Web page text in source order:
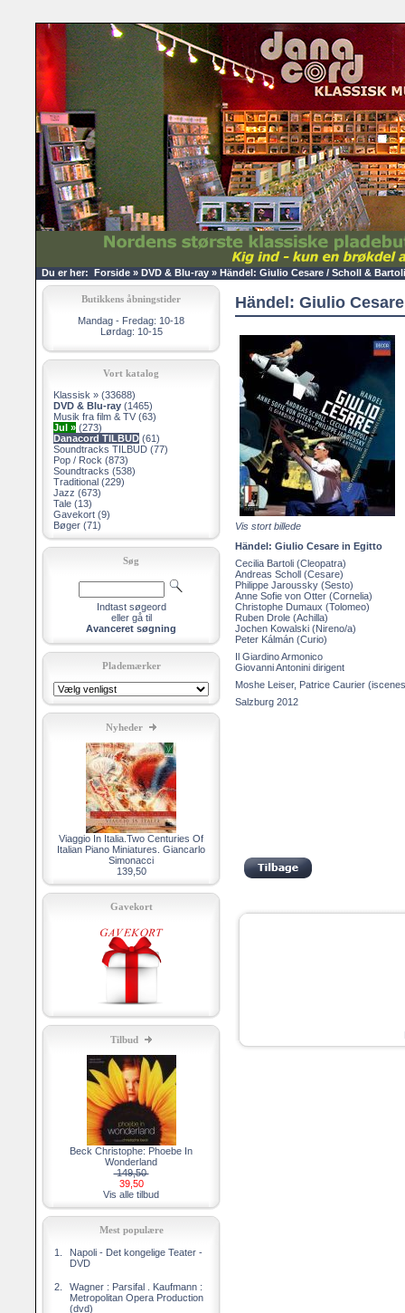
Du er her: Forside » DVD & Blu-ray » Händel: Giulio Cesare / Scholl &
Butikkens åbningstider
Mandag - Fredag: 10-18
Lørdag: 10-15
Vort katalog
Klassisk » (33688)
DVD & Blu-ray (1465)
Musik fra film & TV (63)
Jul » (273)
Danacord TILBUD (61)
Soundtracks TILBUD (77)
Pop / Rock (873)
Soundtracks (538)
Traditional (229)
Jazz (673)
Tale (13)
Gavekort (9)
Bøger (71)
Søg
Indtast søgeord
eller gå til
Avanceret søgning
Plademærker
Nyheder
Viaggio In Italia.Two Centuries Of
Italian Piano Miniatures. Giancarlo
Simonacci
139,50
Gavekort
Tilbud
Beck Christophe: Phoebe In
Wonderland
149,50
39,50
Vis alle tilbud
Mest populære
1.
Napoli - Det kongelige Teater -
DVD
2.
Wagner : Parsifal . Kaufmann :
Metropolitan Opera Production
(dvd)
Händel: Giulio
Vis stort billede
Händel: Giulio Cesare in Egitto
Cecilia Bartoli (Cleopatra)
Andreas Scholl (Cesare)
Philippe Jaroussky (Sesto)
Anne Sofie von Otter (Cornelia)
Christophe Dumaux (Tolomeo)
Ruben Drole (Achilla)
Jochen Kowalski (Nireno/a)
Peter Kálmán (Curio)
Il Giardino Armonico
Giovanni Antonini dirigent
Moshe Leiser, Patrice Caurier
Salzburg 2012